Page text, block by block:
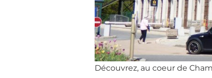
Découvrez, au coeur de